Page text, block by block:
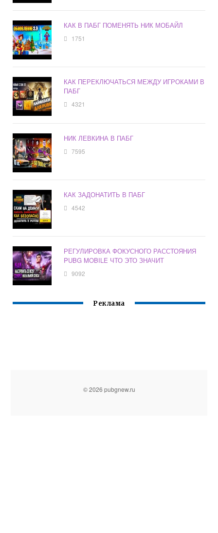
КАК В ПАБГ ПОМЕНЯТЬ НИК МОБАЙЛ
1751
КАК ПЕРЕКЛЮЧАТЬСЯ МЕЖДУ ИГРОКАМИ В
ПАБГ
4321
НИК ЛЕВКИНА В ПАБГ
7595
КАК ЗАДОНАТИТЬ В ПАБГ
4542
РЕГУЛИРОВКА ФОКУСНОГО РАССТОЯНИЯ
PUBG MOBILE ЧТО ЭТО ЗНАЧИТ
9092
Реклама
© 2026 pubgnew.ru